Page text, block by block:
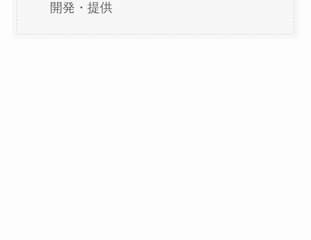
開発・提供